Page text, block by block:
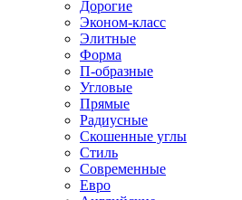
Дорогие
Эконом-класс
Элитные
Форма
П-образные
Угловые
Прямые
Радиусные
Скошенные углы
Стиль
Современные
Евро